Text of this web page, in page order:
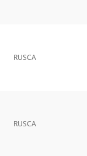
RUSCA
RUSCA